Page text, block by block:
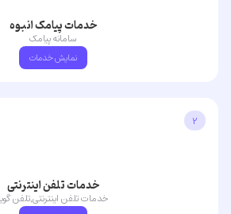
خدمات پیامک انبوه
سامانه پیامک
نمایش خدمات
خدمات تلفن اینترنتی
خدمات تلفن اینترنتی,تلفن گویا
2